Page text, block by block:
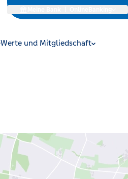
Werte und Mitgliedschaft